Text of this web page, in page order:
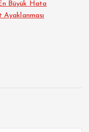
Büyük Hata